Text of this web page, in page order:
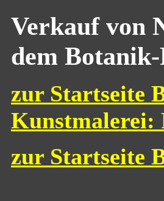
Verkauf von
dem
zur Startseite
Kunstmalerei:
zur Startseite